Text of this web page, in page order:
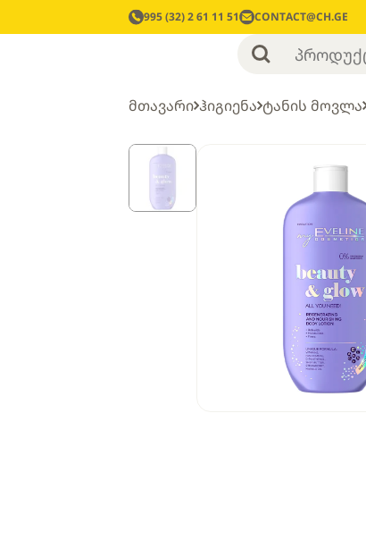
995 (32) 2 61 11 51 CONTACT@CH.GE
მთავარი ჰიგიენა ტანის მოვლა